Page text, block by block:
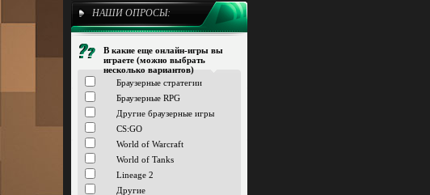
НАШИ ОПРОСЫ:
В какие еще онлайн-игры вы
играете (можно выбрать
несколько вариантов)
Браузерные стратегии
Браузерные RPG
Другие браузерные игры
CS:GO
World of Warcraft
World of Tanks
Lineage 2
Другие